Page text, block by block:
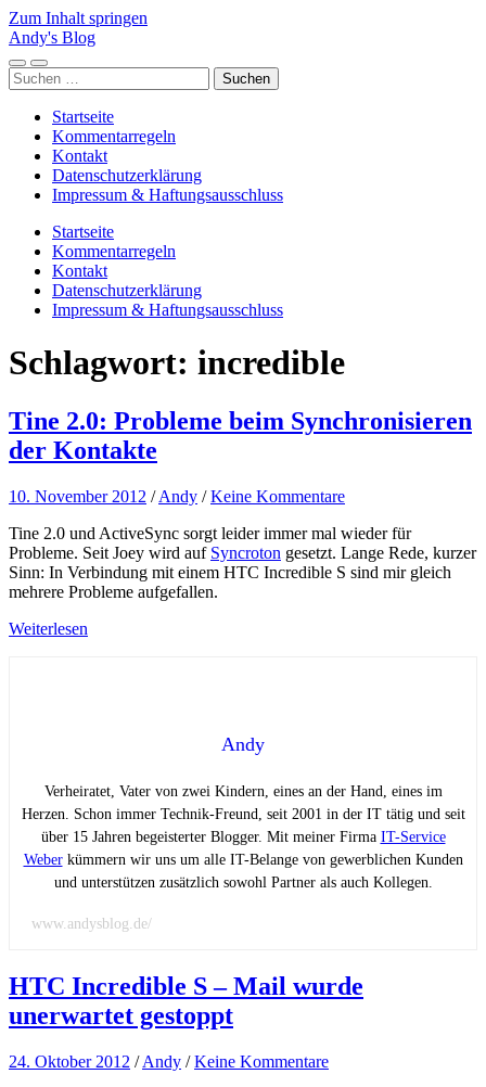
Zum Inhalt springen
Andy's Blog
Mobile-
Menü
Suchfeld
ein-/ausblenden
Suchen
nach:
Startseite
Kommentarregeln
Kontakt
Datenschutzerklärung
Impressum & Haftungsausschluss
Startseite
Kommentarregeln
Kontakt
Datenschutzerklärung
Impressum & Haftungsausschluss
Schlagwort: incredible
Tine 2.0: Probleme beim Synchronisieren
der Kontakte
10. November 2012 /Andy /Keine Kommentare
Tine 2.0 und ActiveSync sorgt leider immer mal wieder für
Probleme. Seit Joey wird auf Syncroton gesetzt. Lange Rede, kurzer
Sinn: In Verbindung mit einem HTC Incredible S sind mir gleich
mehrere Probleme aufgefallen.
Weiterlesen
Andy
Verheiratet, Vater von zwei Kindern, eines an der Hand, eines im
Herzen. Schon immer Technik-Freund, seit 2001 in der IT tätig und seit
über 15 Jahren begeisterter Blogger. Mit meiner Firma IT-Service
Weberkümmern wir uns um alle IT-Belange von gewerblichen Kunden
und unterstützen zusätzlich sowohl Partner als auch Kollegen.
www.andysblog.de/
HTC Incredible S – Mail wurde
unerwartet gestoppt
24. Oktober 2012 /Andy /Keine Kommentare